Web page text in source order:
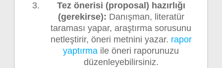
Tez önerisi (proposal) hazırlığı
(gerekirse): Danışman, literatür
taraması yapar, araştırma sorusunu
netleştirir, öneri metnini yazar. rapor
yaptırma ile öneri raporunuzu
düzenleyebilirsiniz.